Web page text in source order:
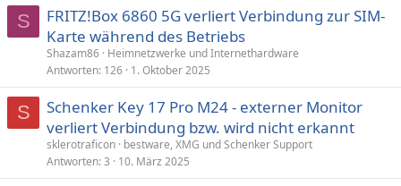
S
FRITZ!Box 6860 5G verliert Verbindung zur SIM-
Karte während des Betriebs
Shazam86 Heimnetzwerke und Internethardware
Antworten 126 1. Oktober 2025
S
Schenker Key 17 Pro M24 - externer Monitor
verliert Verbindung bzw. wird nicht erkannt
sklerotraficon bestware, XMG und Schenker Support
Antworten 3 10. März 2025